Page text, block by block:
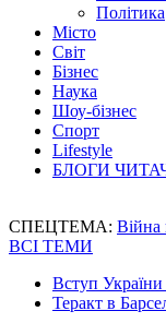
Політика
Місто
Світ
Бізнес
Наука
Шоу-бізнес
Спорт
Lifestyle
БЛОГИ
СПЕЦТЕМА: Війна
ВСІ ТЕМИ
Вступ
Теракт в